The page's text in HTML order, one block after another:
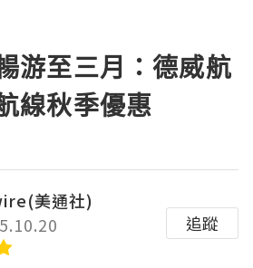
游至三月：德威航
線秋季優惠
美通社)
追蹤